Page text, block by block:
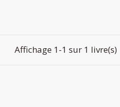
Affichage 1-1 sur 1 livre(s)